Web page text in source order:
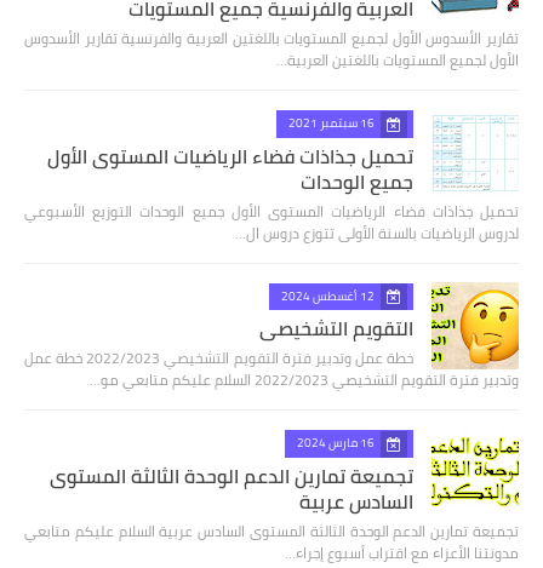
العربية والفرنسية جميع المستويات
تقارير الأسدوس الأول لجميع المستويات باللغتين العربية والفرنسية تقارير الأسدوس
الأول لجميع المستويات باللغتين العربية…
16 سبتمبر 2021
تحميل جذاذات فضاء الرياضيات المستوى الأول
جميع الوحدات
تحميل جذاذات فضاء الرياضيات المستوى الأول جميع الوحدات التوزيع الأسبوعي
لدروس الرياضيات بالسنة الأولى تتوزع دروس ال…
12 أغسطس 2024
التقويم التشخيصي
خطة عمل وتدبير فترة التقويم التشخيصي 2022/2023 خطة عمل
وتدبير فترة التقويم التشخيصي 2022/2023 السلام عليكم متابعي مو…
16 مارس 2024
تجميعة تمارين الدعم الوحدة الثالثة المستوى
السادس عربية
تجميعة تمارين الدعم الوحدة الثالثة المستوى السادس عربية السلام عليكم متابعي
مدونتنا الأعزاء مع اقتراب أسبوع إجراء…